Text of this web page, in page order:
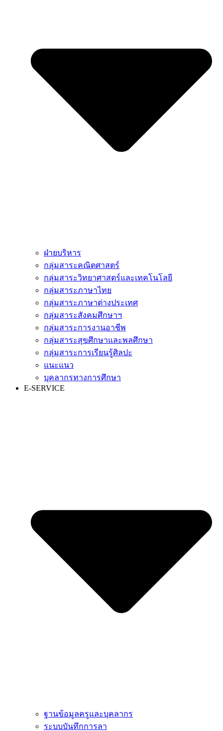
ฝ่ายบริหาร
กลุ่มสาระคณิตศาสตร์
กลุ่มสาระวิทยาศาสตร์และเทคโนโลยี
กลุ่มสาระภาษาไทย
กลุ่มสาระภาษาต่างประเทศ
กลุ่มสาระสังคมศึกษาฯ
กลุ่มสาระการงานอาชีพ
กลุ่มสาระสุขศึกษาและพลศึกษา
กลุ่มสาระการเรียนรู้ศิลปะ
แนะแนว
บุคลากรทางการศึกษา
E-SERVICE
ฐานข้อมูลครูและบุคลากร
ระบบบันทึกการลา